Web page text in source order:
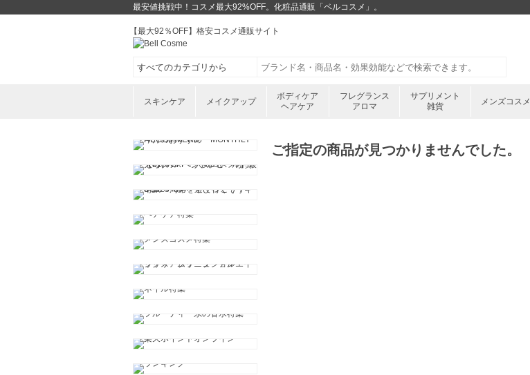
最安値挑戦中！コスメ最大92%OFF。化粧品通販「ベルコスメ」。
【最大92％OFF】格安コスメ通販サイト
スキンケア メイクアップ
ボディケア
ヘアケア
フレグランス
アロマ
サプリメント
雑貨
メンズコスメ
ご指定の商品が見つかりませんでした。